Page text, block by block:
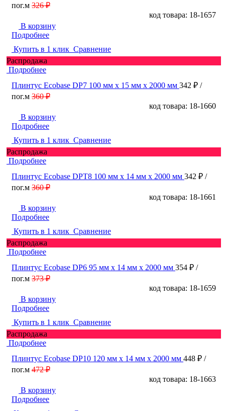
пог.м 326 ₽
код товара: 18-1657
В корзину
Подробнее
Купить в 1 клик Сравнение
Распродажа
Подробнее
Плинтус Ecobase DP7 100 мм х 15 мм х 2000 мм 342 ₽ /
пог.м 360 ₽
код товара: 18-1660
В корзину
Подробнее
Купить в 1 клик Сравнение
Распродажа
Подробнее
Плинтус Ecobase DPT8 100 мм х 14 мм х 2000 мм 342 ₽ /
пог.м 360 ₽
код товара: 18-1661
В корзину
Подробнее
Купить в 1 клик Сравнение
Распродажа
Подробнее
Плинтус Ecobase DP6 95 мм х 14 мм х 2000 мм 354 ₽ /
пог.м 373 ₽
код товара: 18-1659
В корзину
Подробнее
Купить в 1 клик Сравнение
Распродажа
Подробнее
Плинтус Ecobase DP10 120 мм х 14 мм х 2000 мм 448 ₽ /
пог.м 472 ₽
код товара: 18-1663
В корзину
Подробнее